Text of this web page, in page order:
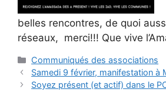
belles rencontres, de quoi
réseaux, merci!!! Que vive
Catégories
Communiqués des associations
Samedi 9 février, manifestation à
Soyez présent (et actif) dans le